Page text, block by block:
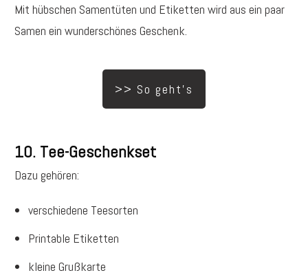
Mit hübschen Samentüten und Etiketten wird aus ein paar
Samen ein wunderschönes Geschenk.
>> So geht's
10. Tee-Geschenkset
Dazu gehören:
verschiedene Teesorten
Printable Etiketten
kleine Grußkarte